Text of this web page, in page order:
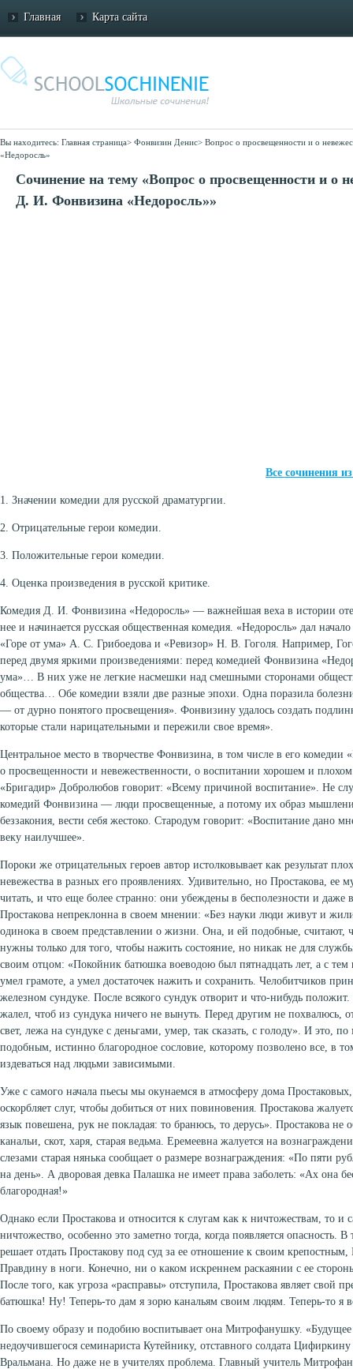
Главная Карта сайта
Вы находитесь: Главная страница> Фонвизин Денис> Вопрос о просвещенности и о
«Недоросль»
Сочинение на тему «Вопрос о просвещенности и о
Д. И. Фонвизина «Недоросль»»
Все сочинения
1. Значении комедии для русской драматургии.
2. Отрицательные герои комедии.
3. Положительные герои комедии.
4. Оценка произведения в русской критике.
Комедия Д. И. Фонвизина «Недоросль» — важнейшая веха в истории
нее и начинается русская общественная комедия. «Недоросль» дал
«Горе от ума» А. С. Грибоедова и «Ревизор» Н. В. Гоголя. Например,
перед двумя яркими произведениями: перед комедией Фонвизина
ума»… В них уже не легкие насмешки над смешными сторонами
общества… Обе комедии взяли две разные эпохи. Одна поразила
— от дурно понятого просвещения». Фонвизину удалось создать
которые стали нарицательными и пережили свое время».
Центральное место в творчестве Фонвизина, в том числе в его комедии
о просвещенности и невежественности, о воспитании хорошем и
«Бригадир» Добролюбов говорит: «Всему причиной воспитание». Не
комедий Фонвизина — люди просвещенные, а потому их образ
беззакония, вести себя жестоко. Стародум говорит: «Воспитание дано
веку наилучшее».
Пороки же отрицательных героев автор истолковывает как результат
невежества в разных его проявлениях. Удивительно, но Простакова, ее
читать, и что еще более странно: они убеждены в бесполезности и даже
Простакова непреклонна в своем мнении: «Без науки люди живут и
одинока в своем представлении о жизни. Она, и ей подобные, считают,
нужны только для того, чтобы нажить состояние, но никак не для
своим отцом: «Покойник батюшка воеводою был пятнадцать лет, а с тем
умел грамоте, а умел достаточек нажить и сохранить. Челобитчиков
железном сундуке. После всякого сундук отворит и что-нибудь
жалел, чтоб из сундука ничего не вынуть. Перед другим не похвалюсь,
свет, лежа на сундуке с деньгами, умер, так сказать, с голоду». И это,
подобным, истинно благородное сословие, которому позволено все, в
издеваться над людьми зависимыми.
Уже с самого начала пьесы мы окунаемся в атмосферу дома Простаковых,
оскорбляет слуг, чтобы добиться от них повиновения. Простакова
язык повешена, рук не покладая: то бранюсь, то дерусь». Простакова не
канальи, скот, харя, старая ведьма. Еремеевна жалуется на
слезами старая нянька сообщает о размере вознаграждения: «По пяти
на день». А дворовая девка Палашка не имеет права заболеть: «Ах она
благородная!»
Однако если Простакова и относится к слугам как к ничтожествам, то и
ничтожество, особенно это заметно тогда, когда появляется опасность.
решает отдать Простакову под суд за ее отношение к своим крепостным,
Правдину в ноги. Конечно, ни о каком искреннем раскаянии с ее
После того, как угроза «расправы» отступила, Простакова являет свой
батюшка! Ну! Теперь-то дам я зорю канальям своим людям. Теперь-то я
По своему образу и подобию воспитывает она Митрофанушку.
недоучившегося семинариста Кутейнику, отставного солдата
Вральмана. Но даже не в учителях проблема. Главный учитель